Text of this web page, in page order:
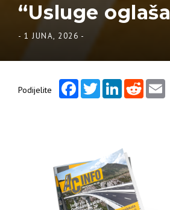
“Usluge
- 1 JUNA, 2026 -
Podijelite
FacebookTwitterLinkedInReddit